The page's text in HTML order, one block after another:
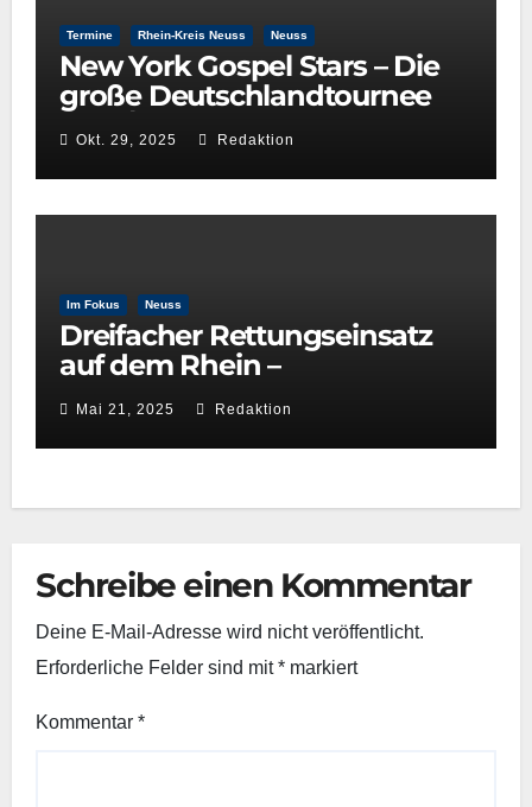
Termine Rhein-Kreis Neuss Neuss
New York Gospel Stars – Die
große Deutschlandtournee
2025/26
Okt. 29, 2025 Redaktion
Im Fokus Neuss
Dreifacher Rettungseinsatz
auf dem Rhein –
Wasserwacht Neuss beweist
schnelle Reaktionsfähigkeit
Mai 21, 2025 Redaktion
Schreibe einen Kommentar
Deine E-Mail-Adresse wird nicht veröffentlicht.
Erforderliche Felder sind mit* markiert
Kommentar *